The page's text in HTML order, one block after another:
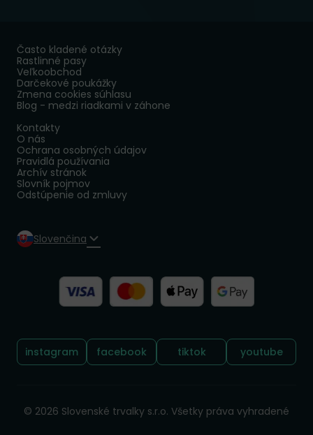
Často kladené otázky
Rastlinné pasy
Veľkoobchod
Darčekové poukážky
Zmena cookies súhlasu
Blog - medzi riadkami v záhone
Kontakty
O nás
Ochrana osobných údajov
Pravidlá používania
Archív stránok
Slovník pojmov
Odstúpenie od zmluvy
Slovenčina
Sledujte nás:
instagram facebook tiktok youtube
© 2026 Slovenské trvalky s.r.o. Všetky práva vyhradené